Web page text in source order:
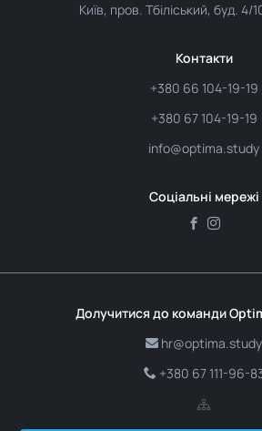
Київ, пров. Тбіліський, буд. 4/
Контакти
+380 66 104-19-19
+380 67 104-19-19
info@optima.study
Соціальні мережі
Долучитися до команди
hr@optima.study
+380 67 111-96-